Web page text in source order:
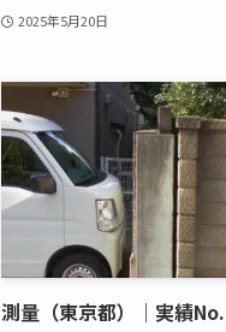
2025年5月20日
測量（東京都）｜実績